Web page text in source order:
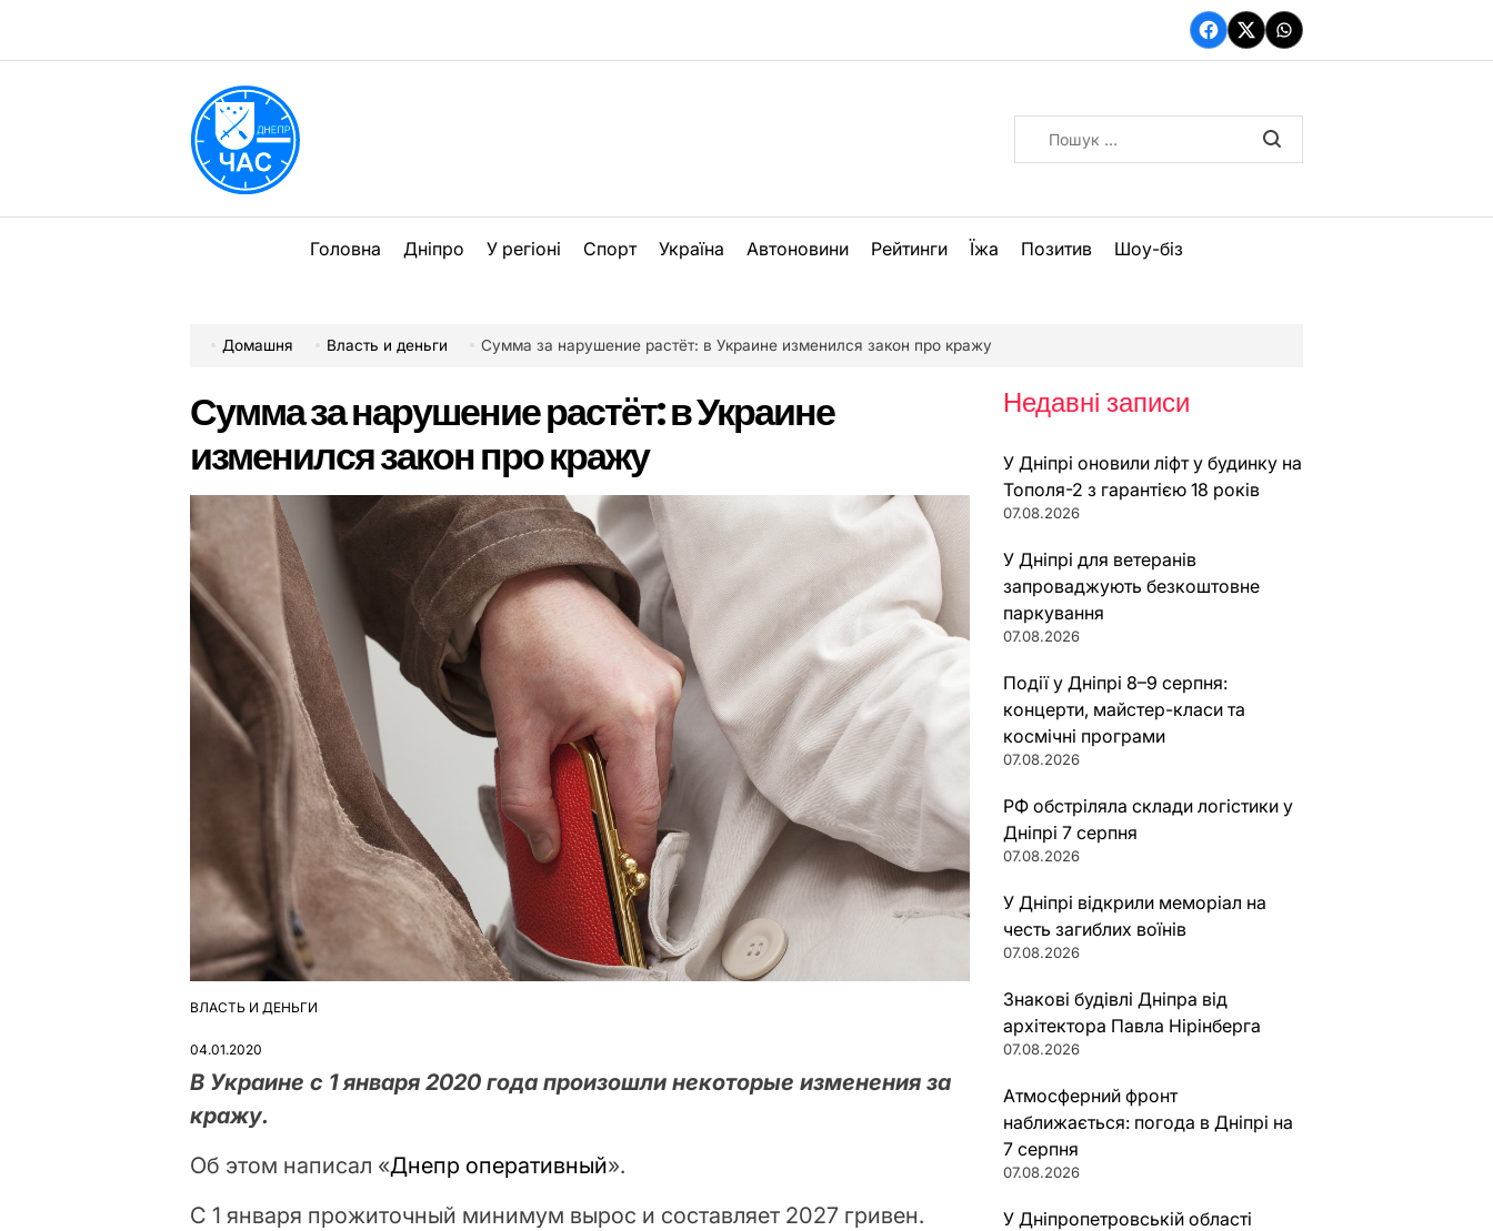
вмісту
Facebook
TwitterWhatsApp
Головна Дніпро У регіоні Спорт Україна Автоновини Рейтинги Їжа Позитив Шоу-біз
Домашня Власть и деньги Сумма за нарушение растёт: в Украине изменился закон про кражу
Сумма за нарушение растёт: в Украине
изменился закон про кражу
ОПУБЛІКУВАТИ
ВЛАСТЬ И ДЕНЬГИ
04.01.2020
В Украине с 1 января 2020 года произошли некоторые изменения за
кражу.
Об этом написал «Днепр оперативный».
С 1 января прожиточный минимум вырос и составляет 2027 гривен.
Недавні записи
У Дніпрі оновили ліфт у будинку на
Тополя-2 з гарантією 18 років
07.08.2026
У Дніпрі для ветеранів
запроваджують безкоштовне
паркування
07.08.2026
Події у Дніпрі 8–9 серпня:
концерти, майстер-класи та
космічні програми
07.08.2026
РФ обстріляла склади логістики у
Дніпрі 7 серпня
07.08.2026
У Дніпрі відкрили меморіал на
честь загиблих воїнів
07.08.2026
Знакові будівлі Дніпра від
архітектора Павла Нірінберга
07.08.2026
Атмосферний фронт
наближається: погода в Дніпрі на
7 серпня
07.08.2026
У Дніпропетровській області